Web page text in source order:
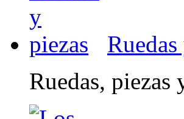
Ruedas, piezas